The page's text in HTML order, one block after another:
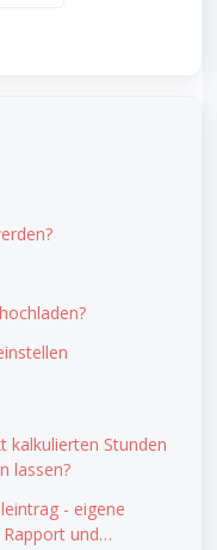
kalkulierten Stunden
lassen?
- eigene
und